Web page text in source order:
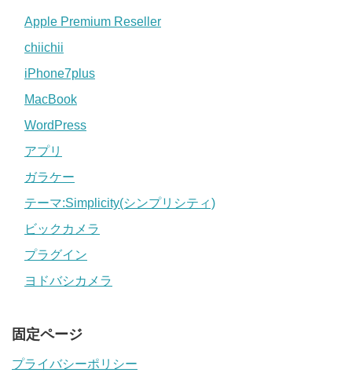
Apple Premium Reseller
chiichii
iPhone7plus
MacBook
WordPress
アプリ
ガラケー
テーマ:Simplicity(シンプリシティ)
ビックカメラ
プラグイン
ヨドバシカメラ
固定ページ
プライバシーポリシー